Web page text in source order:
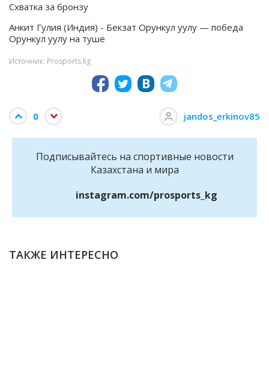
Схватка за бронзу
Анкит Гулия (Индия) - Бекзат Орункул уулу — победа
Орункул уулу на туше
Источник: Prosports.kg
0 jandos_erkinov85
Подписывайтесь на cпортивные новости
Казахстана и мира
instagram.com/prosports_kg
ТАКЖЕ ИНТЕРЕСНО